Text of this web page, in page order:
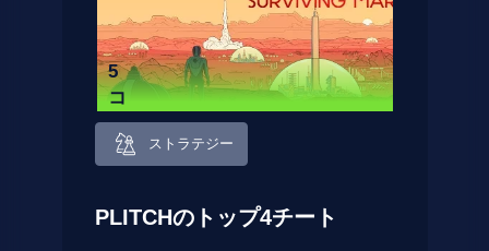
5
コ
ー
ド
ストラテジー
PLITCHのトップ4チート